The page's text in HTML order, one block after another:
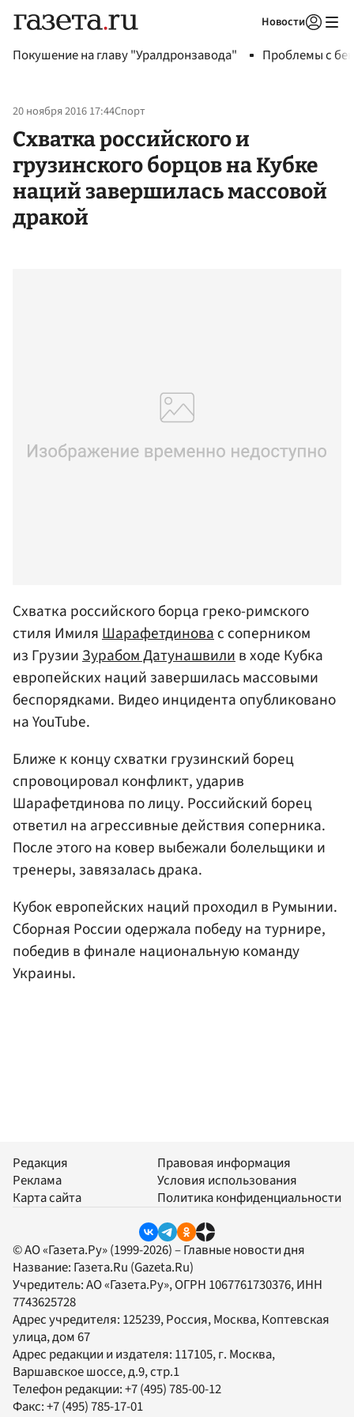
Новости
Покушение на главу "Уралдронзавода" Проблемы с
20 ноября 2016 17:44Спорт
Схватка российского и
грузинского борцов на Кубке
наций завершилась массовой
дракой
Схватка российского борца греко-римского
стиля ИмиляШарафетдиновас соперником
из ГрузииЗурабом Датунашвилив ходе Кубка
европейских наций завершилась массовыми
беспорядками. Видео инцидента опубликовано
на YouTube.
Ближе к концу схватки грузинский борец
спровоцировал конфликт, ударив
Шарафетдинова по лицу. Российский борец
ответил на агрессивные действия соперника.
После этого на ковер выбежали болельщики и
тренеры, завязалась драка.
Кубок европейских наций проходил в Румынии.
Сборная России одержала победу на турнире,
победив в финале национальную команду
Украины.
Редакция
Реклама
Карта сайта
Правовая информация
Условия использования
Политика конфиденциальности
© АО «Газета.Ру» (1999-2026) – Главные новости дня
Название: Газета.Ru (Gazeta.Ru)
Учредитель:АО «Газета.Ру», ОГРН 1067761730376, ИНН
7743625728
Адрес учредителя: 125239, Россия, Москва, Коптевская
улица, дом 67
Адрес редакции и издателя: 117105, г. Москва,
Варшавское шоссе, д.9, стр.1
Телефон редакции:+7 (495) 785-00-12
Факс:+7 (495) 785-17-01